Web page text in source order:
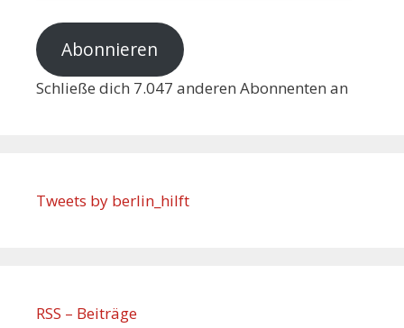
Abonnieren
Schließe dich 7.047 anderen Abonnenten an
Tweets by berlin_hilft
RSS – Beiträge